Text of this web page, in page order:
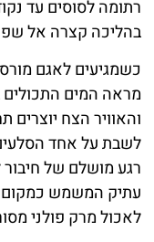
רתומה לסוסים עד
בהליכה קצרה אל
כשמגיעים לאגם
מראה המים
והאוויר הצח
לשבת על אחד
רגע מושלם של
עתיק המשמש כמקום
לאכול מרק פולני